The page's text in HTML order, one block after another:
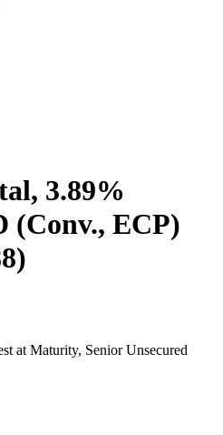
3.89%
(Conv., ECP)
at Maturity, Senior Unsecured